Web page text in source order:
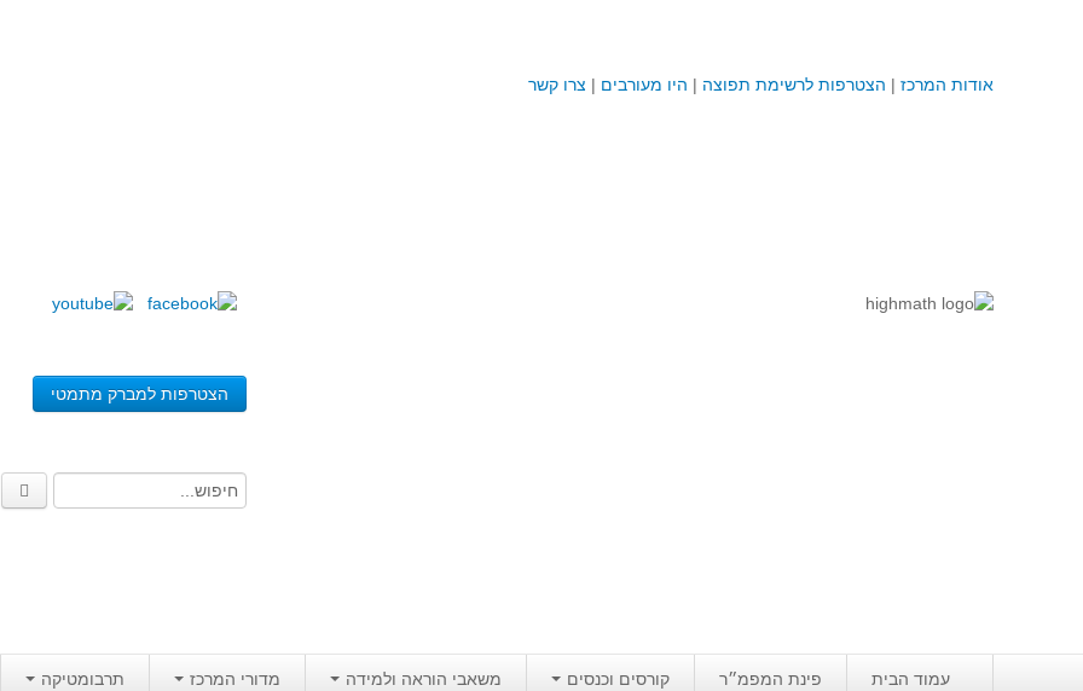
אודות המרכז | הצטרפות לרשימת תפוצה | היו מעורבים | צרו קשר
הצטרפות למברק מתמטי
עמוד הבית פינת המפמ״ר קורסים וכנסים משאבי הוראה ולמידה מדורי המרכז תרבומטיקה